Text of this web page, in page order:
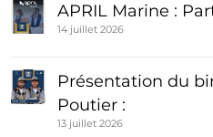
APRIL Marine :
14 juillet 2026
Présentation du
Poutier :
13 juillet 2026